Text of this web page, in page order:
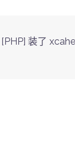
[PHP] 装了